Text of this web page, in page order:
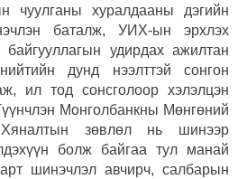
чуулганы хуралдааны дэгийн
баталж, УИХ-ын эрхлэх
удирдах ажилтан
дунд нээлттэй сонгон
ил тод сонсголоор хэлэлцэн
Монголбанкны Мөнгөний
зөвлөл нь шинээр
болж байгаа тул манай
шинэчлэл авчирч, салбарын